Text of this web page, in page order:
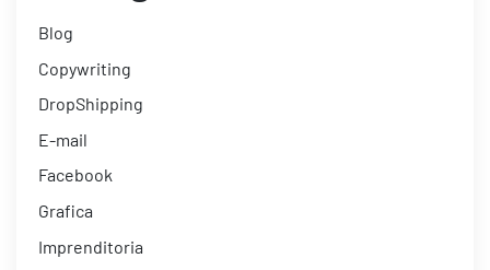
Blog
Copywriting
DropShipping
E-mail
Facebook
Grafica
Imprenditoria